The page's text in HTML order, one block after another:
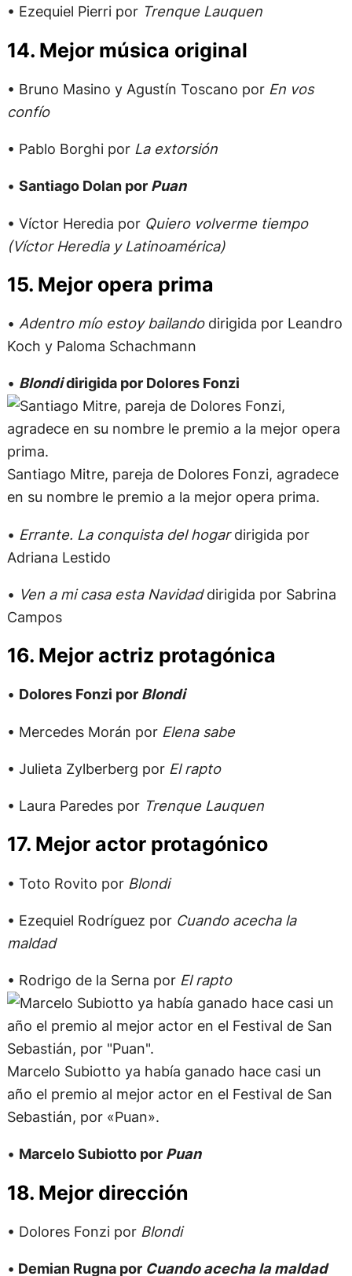
• Ezequiel Pierri por Trenque Lauquen
14. Mejor música original
• Bruno Masino y Agustín Toscano por En vos
confío
• Pablo Borghi porLa extorsión
• Santiago Dolan por Puan
• Víctor Heredia por Quiero volverme tiempo
(Víctor Heredia y Latinoamérica)
15. Mejor opera prima
• Adentro mío estoy bailandodirigida por Leandro
Koch y Paloma Schachmann
• Blondidirigida por Dolores Fonzi
Santiago Mitre, pareja de Dolores Fonzi, agradece
en su nombre le premio a la mejor opera prima.
• Errante. La conquista del hogardirigida por
Adriana Lestido
• Ven a mi casa esta Navidaddirigida por Sabrina
Campos
16. Mejor actriz protagónica
• Dolores Fonzi por Blondi
• Mercedes Morán por Elena sabe
• Julieta Zylberberg por El rapto
• Laura Paredes por Trenque Lauquen
17. Mejor actor protagónico
• Toto Rovito porBlondi
• Ezequiel Rodríguez por Cuando acecha la
maldad
• Rodrigo de la Serna por El rapto
Marcelo Subiotto ya había ganado hace casi un
año el premio al mejor actor en el Festival de San
Sebastián, por «Puan».
• Marcelo Subiotto porPuan
18. Mejor dirección
• Dolores Fonzi por Blondi
• Demian Rugna por Cuando acecha la maldad